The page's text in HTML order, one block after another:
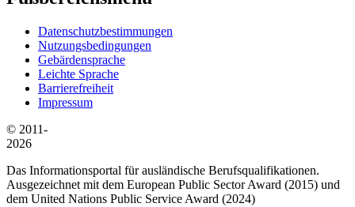
Datenschutzbestimmungen
Nutzungsbedingungen
Gebärdensprache
Leichte Sprache
Barrierefreiheit
Impressum
© 2011-
2026
Das Informationsportal für ausländische Berufsqualifikationen.
Ausgezeichnet mit dem European Public Sector Award (2015) und
dem United Nations Public Service Award (2024)